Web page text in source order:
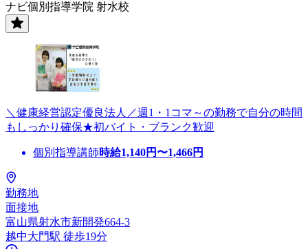
ナビ個別指導学院 射水校
＼健康経営認定優良法人／週1・1コマ～の勤務で自分の時間
もしっかり確保★初バイト・ブランク歓迎
個別指導講師時給1,140円〜1,466円
勤務地
面接地
富山県射水市新開発664-3
越中大門駅 徒歩19分